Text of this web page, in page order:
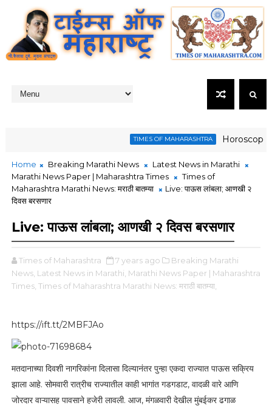
TIMES OF MAHARASHTRA Horoscope
हसीना यांच्या भाषणानंतर बांग्लादेशमध्ये मोठा राडा, क्रिकेटर शाकिब अल हसनच्या
Home Breaking Marathi News
Latest News in Marathi
Marathi News Paper | Maharashtra Times
Times of
Maharashtra Marathi News: मराठी बातम्या
Live: पाऊस लांबला; आणखी २
दिवस बरसणार
Live: पाऊस लांबला; आणखी २ दिवस बरसणार
Times of Maharashtra 7 years ago
Breaking Marathi
News, Latest News in Marathi, Marathi News Paper | Maharashtra
Times, Times of Maharashtra Marathi News: मराठी बातम्या,
https://ift.tt/2MBFJAo
मतदानाच्या दिवशी नागरिकांना दिलासा दिल्यानंतर पुन्हा एकदा राज्यात पाऊस सक्रिय
झाला आहे. सोमवारी रात्रीच राज्यातील काही भागांत गडगडाट, वादळी वारे आणि
जोरदार वाऱ्यासह पावसाने हजेरी लावली. आज, मंगळवारी देखील मुंबईकर ढगाळ